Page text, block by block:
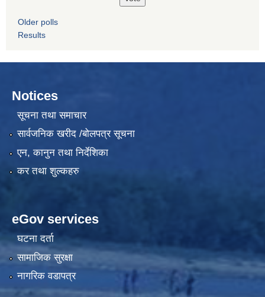
Older polls
Results
Notices
सूचना तथा समाचार
सार्वजनिक खरीद /बोलपत्र सूचना
एन, कानुन तथा निर्देशिका
कर तथा शुल्कहरु
eGov services
घटना दर्ता
सामाजिक सुरक्षा
नागरिक वडापत्र